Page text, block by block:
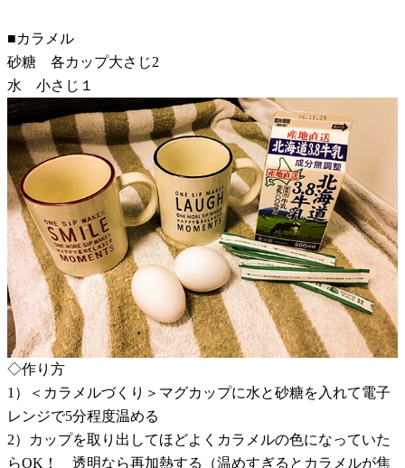
■カラメル
砂糖 各カップ大さじ2
水 小さじ１
◇作り方
1）＜カラメルづくり＞マグカップに水と砂糖を入れて電子
レンジで5分程度温める
2）カップを取り出してほどよくカラメルの色になっていた
らOK！ 透明なら再加熱する（温めすぎるとカラメルが焦